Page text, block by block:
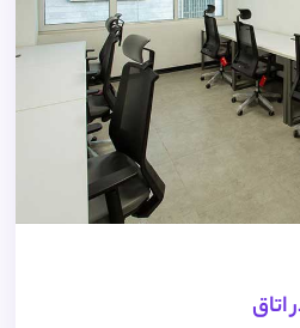
اتاق